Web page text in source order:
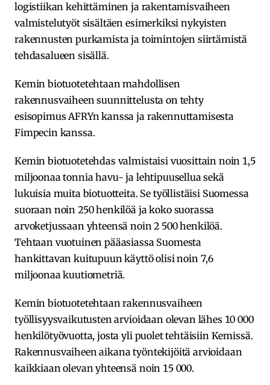
logistiikan kehittäminen ja rakentamisvaiheen
valmistelutyöt sisältäen esimerkiksi nykyisten
rakennusten purkamista ja toimintojen siirtämistä
tehdasalueen sisällä.
Kemin biotuotetehtaan mahdollisen
rakennusvaiheen suunnittelusta on tehty
esisopimus AFRYn kanssa ja rakennuttamisesta
Fimpecin kanssa.
Kemin biotuotetehdas valmistaisi vuosittain noin 1,5
miljoonaa tonnia havu- ja lehtipuusellua sekä
lukuisia muita biotuotteita. Se työllistäisi Suomessa
suoraan noin 250 henkilöä ja koko suorassa
arvoketjussaan yhteensä noin 2 500 henkilöä.
Tehtaan vuotuinen pääasiassa Suomesta
hankittavan kuitupuun käyttö olisi noin 7,6
miljoonaa kuutiometriä.
Kemin biotuotetehtaan rakennusvaiheen
työllisyysvaikutusten arvioidaan olevan lähes 10 000
henkilötyövuotta, josta yli puolet tehtäisiin Kemissä.
Rakennusvaiheen aikana työntekijöitä arvioidaan
kaikkiaan olevan yhteensä noin 15 000.